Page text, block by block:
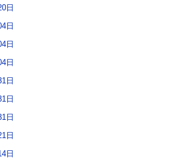
日
日
日
日
日
日
日
日
日